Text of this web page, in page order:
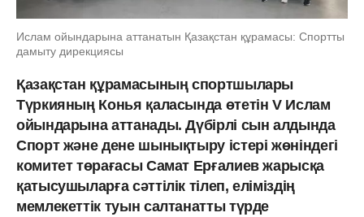
Ислам ойындарына аттанатын Қазақстан құрамасы: Спортты
дамыту дирекциясы
Қазақстан құрамасының спортшылары
Түркияның Конья қаласында өтетін V Ислам
ойындарына аттанады. Дүбірлі сын алдында
Спорт және дене шынықтыру істері жөніндегі
комитет төрағасы Самат Ерғалиев жарысқа
қатысушыларға сәттілік тілеп, еліміздің
мемлекеттік туын салтанатты түрде